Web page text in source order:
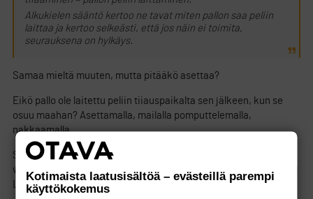
Alkukielen sääntö kertoo ne tavat miten pallon saa peliin
laittaa ja kertoo selkeästi, että jos näin ei toimita,
seurauksena on hylkäys.
Samaa mieltä muuten, mutta pitääkö asettaa?
Eikö pallo ole laitettu peliin tiiauspaikalta sen jälkeen, kun se
osuu maahan? Asettamalla, mailalla pomputtelemalla,
nakkaamalla …
Sen jälkeen voi lyödä paikallaan olevaa tai liikkeellä olevaa –
vaikka ilmassa – palloa. Jos tarkkoja ollaan.
Lyöntiasentoajoitukset tietysti huomioiden.
Kotimaista laatusisältöä – evästeillä parempi
käyttökokemus